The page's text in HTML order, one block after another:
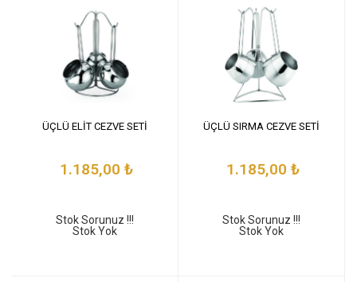
ÜÇLÜ ELİT CEZVE SETİ
1.185,00 ₺
Stok Sorunuz !!!
Stok Yok
ÜÇLÜ SIRMA CEZVE SETİ
1.185,00 ₺
Stok Sorunuz !!!
Stok Yok